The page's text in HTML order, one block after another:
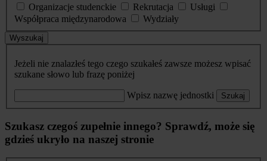
Organizacje studenckie
Rekrutacja
Usługi
Współpraca międzynarodowa
Wydziały
Wyszukaj
Jeżeli nie znalazłeś tego czego szukałeś zawsze możesz wpisać
szukane słowo lub frazę poniżej
Wpisz nazwę jednostki Szukaj
Szukasz czegoś zupełnie innego? Sprawdź, może się
gdzieś ukryło na naszej stronie